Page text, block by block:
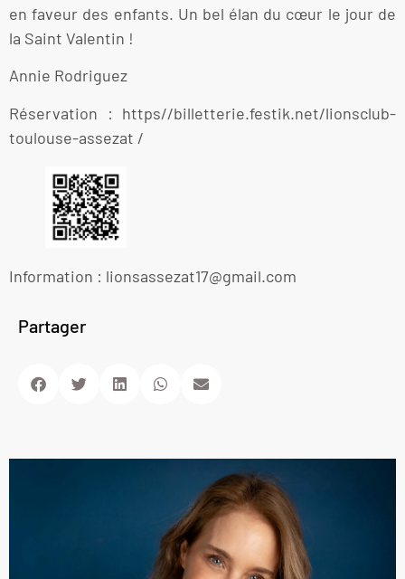
en faveur des enfants. Un bel élan du cœur le jour de
la Saint Valentin !
Annie Rodriguez
Réservation : https//billetterie.festik.net/lionsclub-
toulouse-assezat /
Information : lionsassezat17@gmail.com
Partager